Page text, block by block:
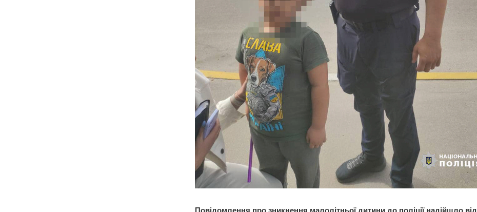
Повідомлення про зникнення малолітньої дитини до поліції надійшло від